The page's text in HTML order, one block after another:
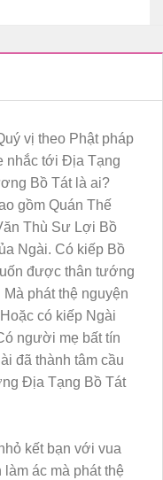
vị theo Phật pháp
nhắc tới Địa Tạng
Bồ Tát là ai?
gồm Quán Thế
Thù Sư Lợi Bồ
Ngài. Có kiếp Bồ
được thân tướng
phát thệ nguyện
có kiếp Ngài
người mẹ bất tín
đã thành tâm cầu
Địa Tạng Bồ Tát
kết bạn với vua
ác mà phát thệ